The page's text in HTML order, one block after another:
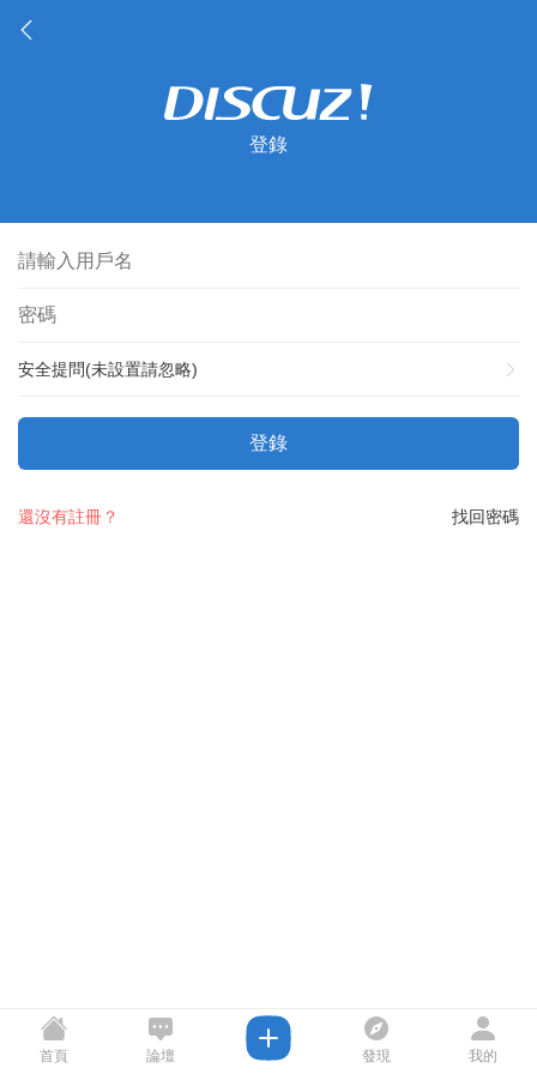
登錄
安全提問(未設置請忽略)
登錄
找回密碼
還沒有註冊？
首頁 論壇 發現 我的